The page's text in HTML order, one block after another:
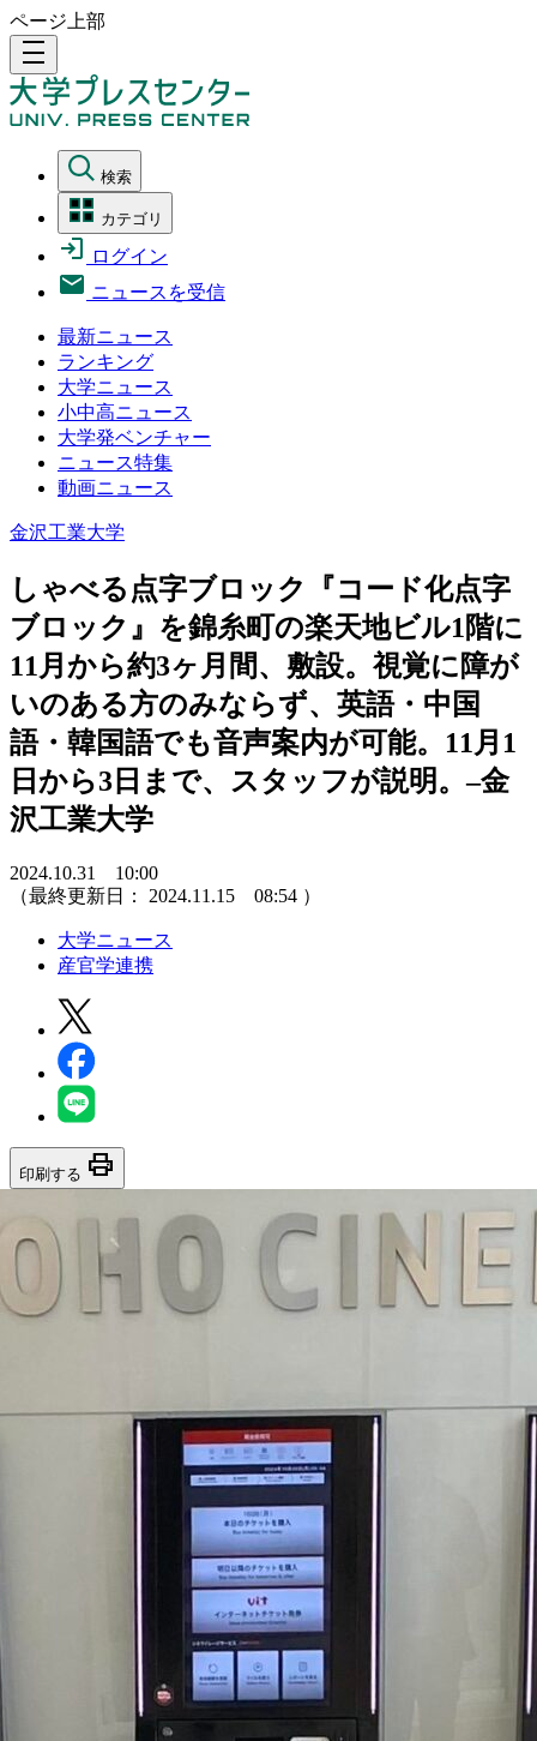
ページ上部
density_medium
検索
カテゴリ
ログイン
ニュースを受信
最新ニュース
ランキング
大学ニュース
小中高ニュース
大学発ベンチャー
ニュース特集
動画ニュース
金沢工業大学
しゃべる点字ブロック『コード化点字
ブロック』を錦糸町の楽天地ビル1階に
11月から約3ヶ月間、敷設。視覚に障が
いのある方のみならず、英語・中国
語・韓国語でも音声案内が可能。11月1
日から3日まで、スタッフが説明。–金
沢工業大学
2024.10.31 10:00
（最終更新日： 2024.11.15 08:54 ）
大学ニュース
産官学連携
印刷する print